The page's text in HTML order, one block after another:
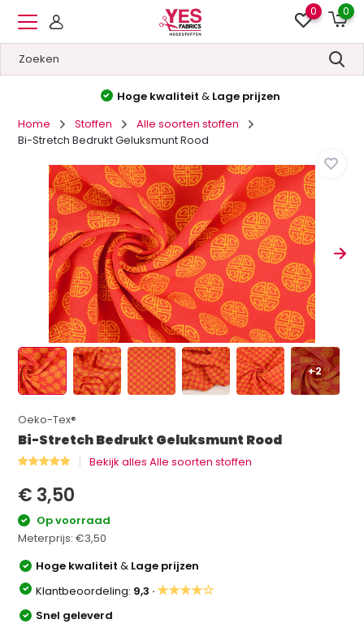
0 0
Hoge kwaliteit&Lage prijzen
Home
Stoffen
Alle soorten stoffen
Bi-Stretch Bedrukt Geluksmunt Rood
+2
Oeko-Tex®
Bi-Stretch Bedrukt Geluksmunt Rood
Bekijk alles Alle soorten stoffen
€ 3,50
Op voorraad
Meterprijs:€3,50
Hoge kwaliteit& Lage prijzen
Klantbeoordeling: 9,3 ·★★★★☆
Snel geleverd